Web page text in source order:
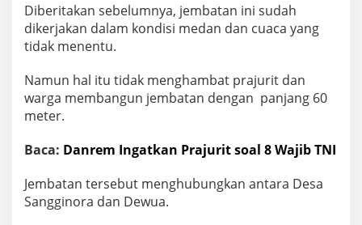
Diberitakan sebelumnya, jembatan ini sudah
dikerjakan dalam kondisi medan dan cuaca yang
tidak menentu.
Namun hal itu tidak menghambat prajurit dan
warga membangun jembatan dengan panjang 60
meter.
Baca: Danrem Ingatkan Prajurit soal 8 Wajib TNI
Jembatan tersebut menghubungkan antara Desa
Sangginora dan Dewua.